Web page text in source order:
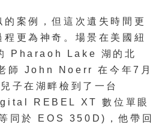
的案例，但這次遺失時間更
程更為神奇。場景在美國紐
Pharaoh Lake 湖的北
師 John Noerr 在今年7月
子在湖畔檢到了一台
REBEL XT 數位單眼
同於 EOS 350D)，他帶回